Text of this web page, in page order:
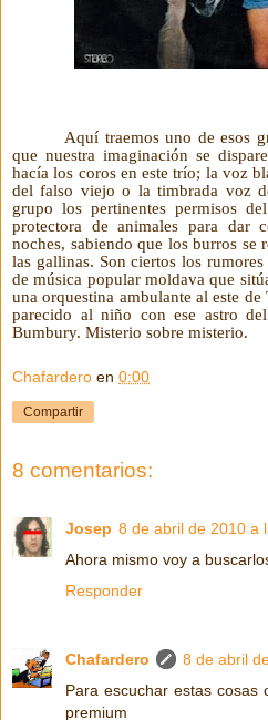
Aquí traemos uno de esos
que nuestra imaginación se
hacía los coros en este trío; la voz
del falso viejo o la timbrada voz
grupo los pertinentes permisos
protectora de animales para dar
noches, sabiendo que los burros se
las gallinas. Son ciertos los
de música popular moldava que
una orquestina ambulante al este
parecido al niño con ese astro
Bumbury. Misterio sobre misterio.
Chafardero en 0:00
Compartir
8 comentarios:
Josep 8 de abril de 2010 a
Ahora mismo voy a
Responder
Chafardero
8 de abril
Para escuchar estas cosas
premium